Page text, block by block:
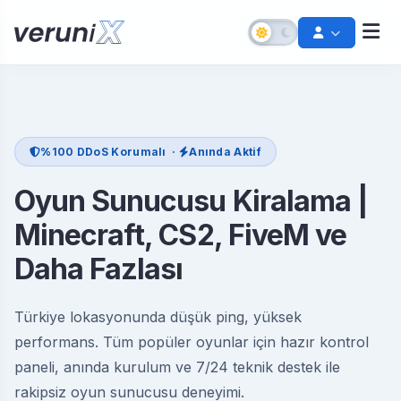
Hesabınızı kurtarın
Destek Talebi Aç
Bize ulaşın
%100 DDoS Korumalı · Anında Aktif
Oyun Sunucusu Kiralama |
Minecraft, CS2, FiveM ve
Daha Fazlası
Türkiye lokasyonunda düşük ping, yüksek
performans. Tüm popüler oyunlar için hazır kontrol
paneli, anında kurulum ve 7/24 teknik destek ile
rakipsiz oyun sunucusu deneyimi.